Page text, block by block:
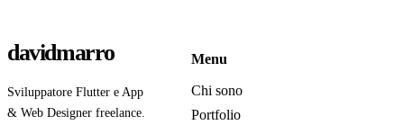
davidmarro
Sviluppatore Flutter e App
& Web Designer freelance.
Menu
Chi sono
Portfolio